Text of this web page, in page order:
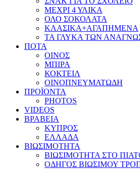
ΜΕΧΡΙ 4 ΥΛΙΚΑ
ΟΛΟ ΣΟΚΟΛΑΤΑ
ΚΛΑΣΙΚΑ+ΑΓΑΠΗΜΕΝΑ
ΤΑ ΓΛΥΚΑ ΤΩΝ
ΠΟΤΑ
ΟΙΝΟΣ
ΜΠΙΡΑ
ΚΟΚΤΕΙΛ
ΟΙΝΟΠΝΕΥΜΑΤΩΔΗ
ΠΡΟΪΟΝΤΑ
PHOTOS
VIDEOS
ΒΡΑΒΕΙΑ
ΚΥΠΡΟΣ
ΕΛΛΑΔΑ
ΒΙΩΣΙΜΟΤΗΤΑ
ΒΙΩΣΙΜΟΤΗΤΑ ΣΤΟ
ΟΔΗΓΟΣ ΒΙΩΣΙΜΟΥ